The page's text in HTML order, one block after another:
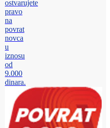
ostvarujete
pravo
na
povrat
novca
u
iznosu
od
9.000
dinara.